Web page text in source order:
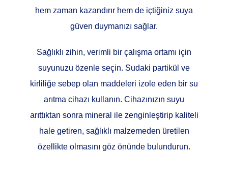
hem zaman kazandırır hem de içtiğiniz suya
güven duymanızı sağlar.
Sağlıklı zihin, verimli bir çalışma ortamı için
suyunuzu özenle seçin. Sudaki partikül ve
kirliliğe sebep olan maddeleri izole eden bir su
arıtma cihazı kullanın. Cihazınızın suyu
arıttıktan sonra mineral ile zenginleştirip kaliteli
hale getiren, sağlıklı malzemeden üretilen
özellikte olmasını göz önünde bulundurun.